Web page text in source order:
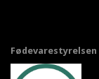
Fødevarestyrelsen